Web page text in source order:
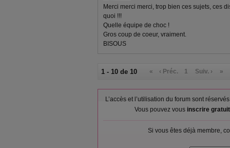
Merci merci merci, trop bien ces sujets, ces
quoi !!!
Quelle équipe de choc !
Gros coup de coeur, vraiment.
BISOUS
1 - 10 de 10 « ‹ Préc. 1 Suiv. › »
L’accès et l’utilisation du forum sont
Vous pouvez vous inscrire
Si vous êtes déjà membre,